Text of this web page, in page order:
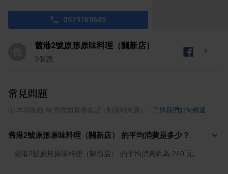
0979789689
舊港2號原形原味料理（關新店）
3個讚
常見問題
本問答由 AI 整理自真實食記（附資料來源） 了解我們如何精選
舊港2號原形原味料理（關新店） 的平均消費是多少？
舊港2號原形原味料理（關新店） 的平均消費約為 240 元。